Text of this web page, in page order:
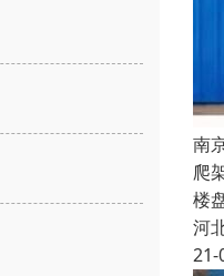
南
爬
楼
河
21-